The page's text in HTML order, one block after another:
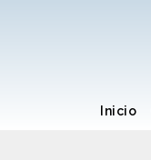
Inicio